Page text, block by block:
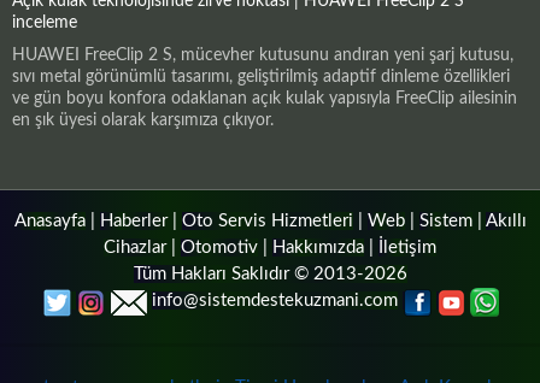
inceleme
HUAWEI FreeClip 2 S, mücevher kutusunu andıran yeni şarj kutusu,
sıvı metal görünümlü tasarımı, geliştirilmiş adaptif dinleme özellikleri
ve gün boyu konfora odaklanan açık kulak yapısıyla FreeClip ailesinin
en şık üyesi olarak karşımıza çıkıyor.
Anasayfa| Haberler| Oto Servis Hizmetleri Web| Sistem| Akıllı
Cihazlar| Otomotiv Hakkımızda
İletişim
Tüm Hakları Saklıdır © 2013-2026
info@sistemdestekuzmani.com